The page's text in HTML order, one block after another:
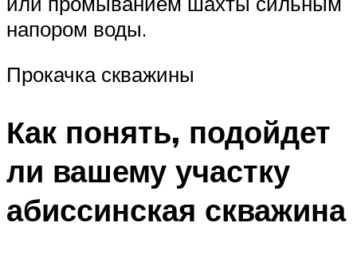
напором воды.
Прокачка скважины
Как понять, подойдет
ли вашему участку
абиссинская скважина